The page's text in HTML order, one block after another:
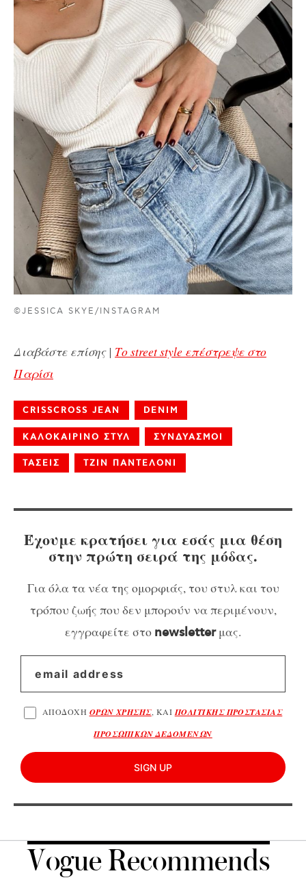
©JESSICA SKYE/INSTAGRAM
Διαβάστε επίσης | Το street style επέστρεψε στο
Παρίσι
CRISSCROSS JEAN DENIM
ΚΑΛΟΚΑΙΡΙΝΟ ΣΤΥΛ ΣΥΝΔΥΑΣΜΟΙ
ΤΑΣΕΙΣ ΤΖΙΝ ΠΑΝΤΕΛΟΝΙ
Έχουμε κρατήσει για εσάς μια θέση
στην πρώτη σειρά της μόδας.
Για όλα τα νέα της ομορφιάς, του στυλ και του
τρόπου ζωής που δεν μπορούν να περιμένουν,
εγγραφείτε στο newsletterμας.
ΑΠΟΔΟΧΗ ΟΡΩΝ ΧΡΗΣΗΣ, ΚΑΙ ΠΟΛΙΤΙΚΗΣ ΠΡΟΣΤΑΣΙΑΣ
ΠΡΟΣΩΠΙΚΩΝ ΔΕΔΟΜΕΝΩΝ
SIGN UP
Vogue Recommends